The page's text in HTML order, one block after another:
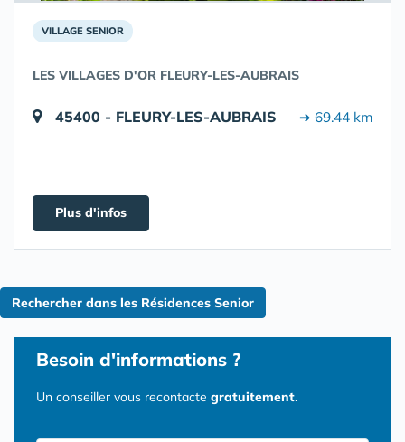
VILLAGE SENIOR
LES VILLAGES D'OR FLEURY-LES-AUBRAIS
45400 - FLEURY-LES-AUBRAIS ➔ 69.44 km
Plus d'infos
Rechercher dans les Résidences Senior
Besoin d'informations ?
Un conseiller vous recontacte gratuitement.